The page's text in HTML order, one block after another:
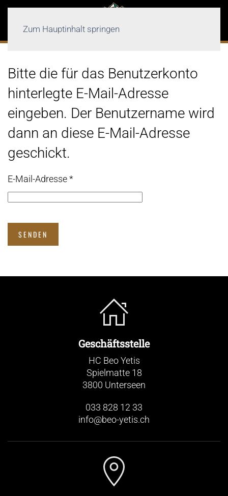
Zum Hauptinhalt springen
Bitte die für das Benutzerkonto
hinterlegte E-Mail-Adresse
eingeben. Der Benutzername wird
dann an diese E-Mail-Adresse
geschickt.
E-Mail-Adresse*
SENDEN
Geschäftsstelle
HC Beo Yetis
Spielmatte 18
3800 Unterseen
033 828 12 33
info@beo-yetis.ch